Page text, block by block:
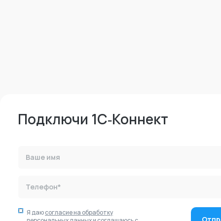
Подключи 1С‑Коннект
Ваше имя
Телефон*
Я даюсогласие на обработку